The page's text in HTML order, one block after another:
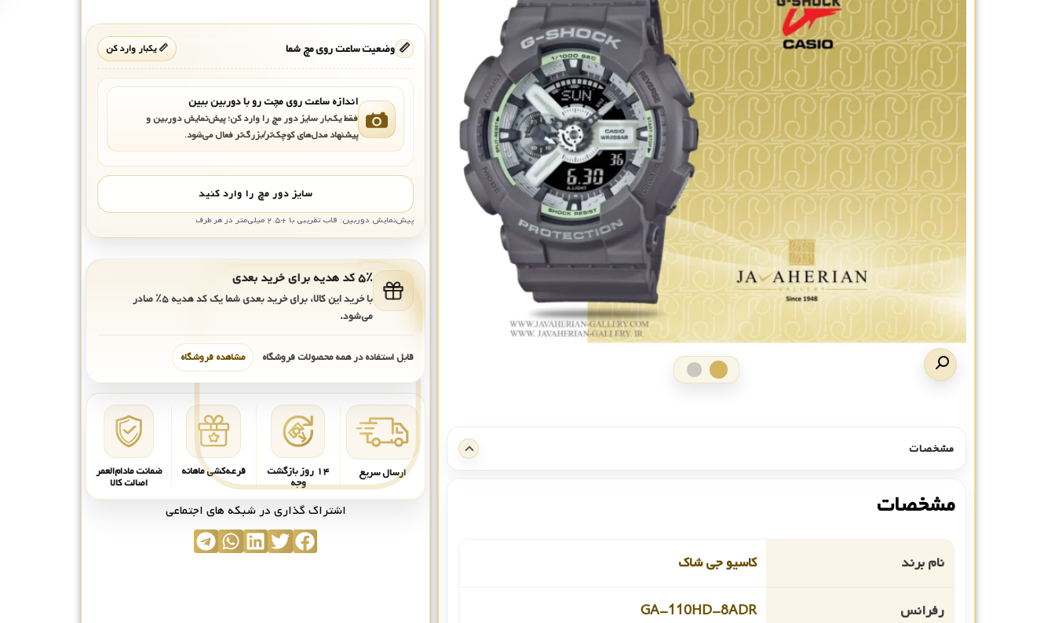
مشخصات
مشخصات
نام برند کاسیو جی شاک
رفرانس GA-110HD-8ADR
📏 وضعیت ساعت روی مچ شما 📏 یکبار وارد کن
اندازه ساعت روی مچت رو با دوربین ببین
فقط یک‌بار سایز دور مچ را وارد کن؛ پیش‌نمایش دوربین و
پیشنهاد مدل‌های کوچک‌تر/بزرگ‌تر فعال می‌شود.
سایز دور مچ را وارد کنید
پیش‌نمایش دوربین: قاب تقریبی با +۲.۵ میلی‌متر در هر طرف
۵٪ کد هدیه برای خرید بعدی
با خرید این کالا، برای خرید بعدی شما یک کد هدیه۵٪ صادر
می‌شود.
قابل استفاده در همه محصولات فروشگاه مشاهده فروشگاه
ارسال سریع ۱۴ روز بازگشت
وجه
قرعه‌کشی ماهانه ضمانت مادام‌العمر
اصالت کالا
اشتراک گذاری در شبکه های اجتماعی